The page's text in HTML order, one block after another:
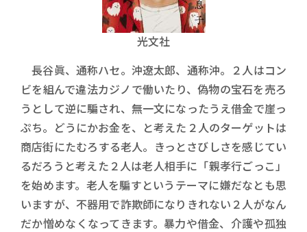
光文社
長谷眞、通称ハセ。沖遼太郎、通称沖。２人はコン
ビを組んで違法カジノで働いたり、偽物の宝石を売ろ
うとして逆に騙され、無一文になったうえ借金で崖っ
ぷち。どうにかお金を、と考えた２人のターゲットは
商店街にたむろする老人。きっとさびしさを感じてい
るだろうと考えた２人は老人相手に「親孝行ごっこ」
を始めます。老人を騙すというテーマに嫌だなとも思
いますが、不器用で詐欺師になりきれない２人がなん
だか憎めなくなってきます。暴力や借金、介護や孤独